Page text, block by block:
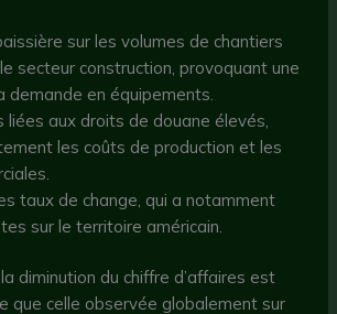
sur les volumes de chantiers
secteur construction, provoquant une
demande en équipements.
aux droits de douane élevés,
les coûts de production et les
taux de change, qui a notamment
sur le territoire américain.
diminution du chiffre d’affaires est
que celle observée globalement sur